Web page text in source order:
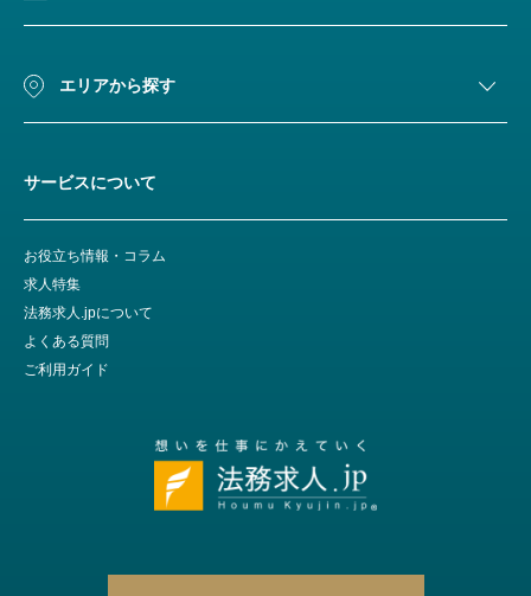
エリアから探す
サービスについて
お役立ち情報・コラム
求人特集
法務求人.jpについて
よくある質問
ご利用ガイド